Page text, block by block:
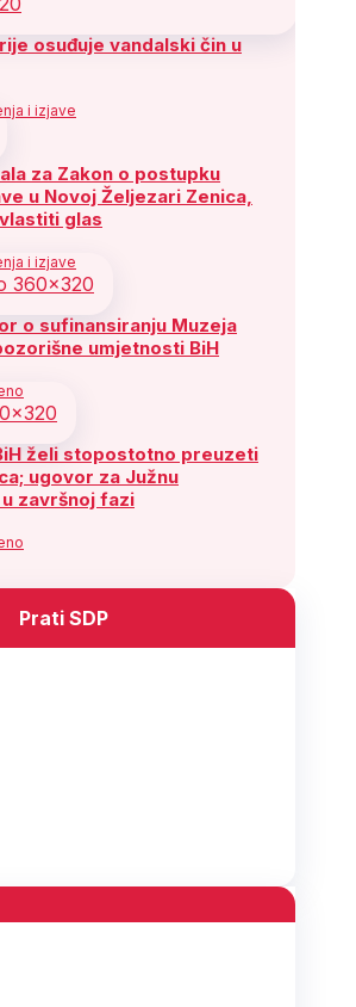
osuđuje vandalski čin u
i izjave
za Zakon o postupku
u Novoj Željezari Zenica,
glas
i izjave
o sufinansiranju Muzeja
umjetnosti BiH
želi stopostotno preuzeti
ugovor za Južnu
završnoj fazi
Prati SDP